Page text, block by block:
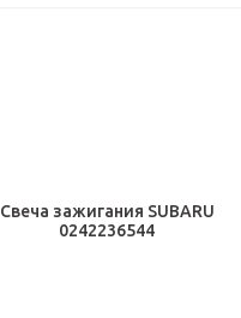
Свеча зажигания SUBARU
0242236544